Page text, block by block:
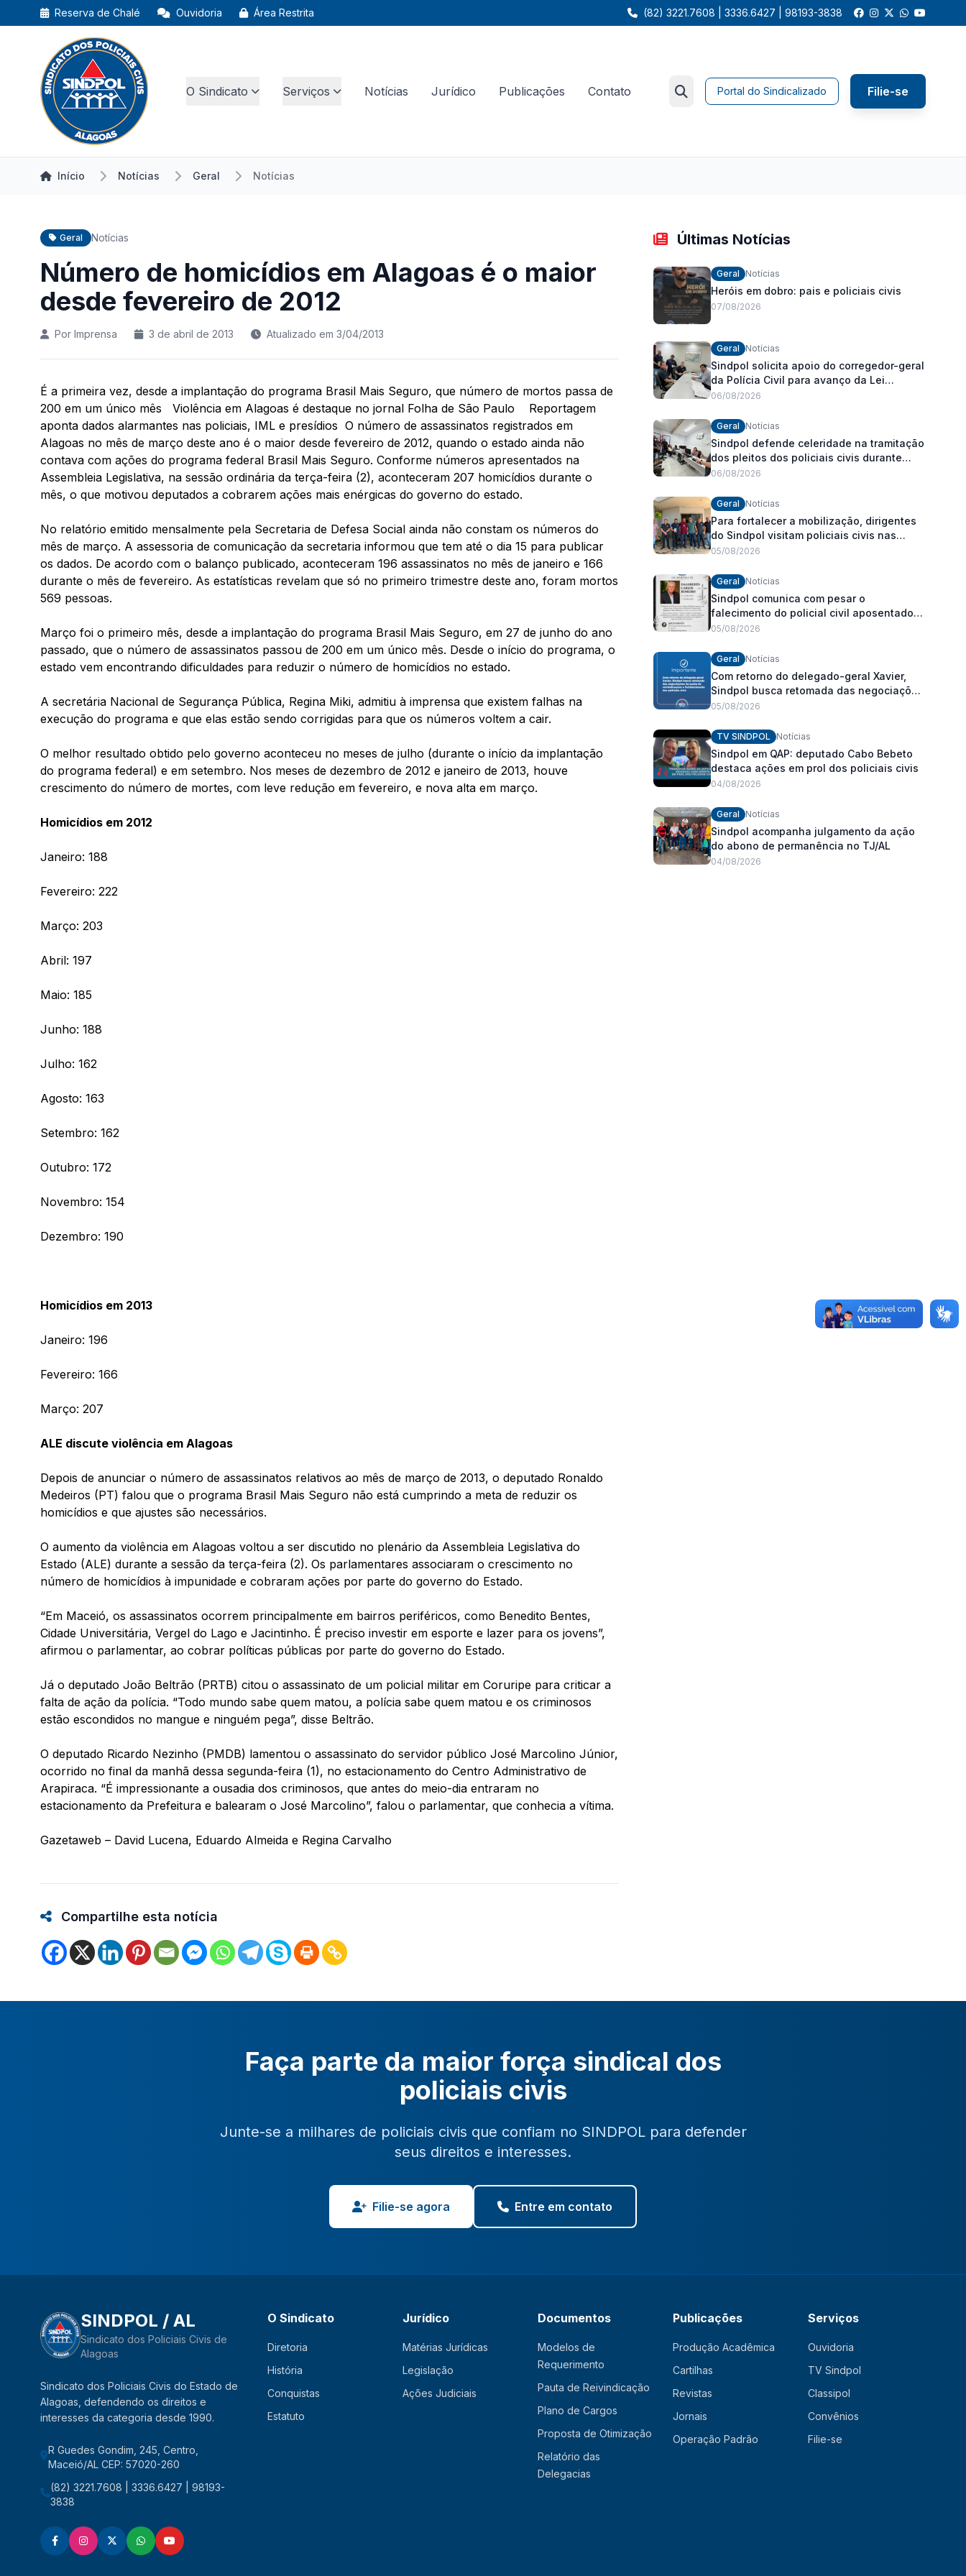
Reserva de Chalé Ouvidoria Área Restrita (82) 3221.7608 | 3336.6427 | 98193-3838
O Sindicato Serviços Notícias Jurídico Publicações Contato Portal do Sindicalizado Filie-se
Início Notícias Geral Notícias
Geral Notícias
Número de homicídios em Alagoas é o maior
desde fevereiro de 2012
Por Imprensa 3 de abril de 2013 Atualizado em 3/04/2013
É a primeira vez, desde a implantação do programa Brasil Mais Seguro, que número de mortos passa de
200 em um único mês Violência em Alagoas é destaque no jornal Folha de São Paulo Reportagem
aponta dados alarmantes nas policiais, IML e presídios O número de assassinatos registrados em
Alagoas no mês de março deste ano é o maior desde fevereiro de 2012, quando o estado ainda não
contava com ações do programa federal Brasil Mais Seguro. Conforme números apresentados na
Assembleia Legislativa, na sessão ordinária da terça-feira (2), aconteceram 207 homicídios durante o
mês, o que motivou deputados a cobrarem ações mais enérgicas do governo do estado.
No relatório emitido mensalmente pela Secretaria de Defesa Social ainda não constam os números do
mês de março. A assessoria de comunicação da secretaria informou que tem até o dia 15 para publicar
os dados. De acordo com o balanço publicado, aconteceram 196 assassinatos no mês de janeiro e 166
durante o mês de fevereiro. As estatísticas revelam que só no primeiro trimestre deste ano, foram mortos
569 pessoas.
Março foi o primeiro mês, desde a implantação do programa Brasil Mais Seguro, em 27 de junho do ano
passado, que o número de assassinatos passou de 200 em um único mês. Desde o início do programa, o
estado vem encontrando dificuldades para reduzir o número de homicídios no estado.
A secretária Nacional de Segurança Pública, Regina Miki, admitiu à imprensa que existem falhas na
execução do programa e que elas estão sendo corrigidas para que os números voltem a cair.
O melhor resultado obtido pelo governo aconteceu no meses de julho (durante o início da implantação
do programa federal) e em setembro. Nos meses de dezembro de 2012 e janeiro de 2013, houve
crescimento do número de mortes, com leve redução em fevereiro, e nova alta em março.
Homicídios em 2012
Janeiro: 188
Fevereiro: 222
Março: 203
Abril: 197
Maio: 185
Junho: 188
Julho: 162
Agosto: 163
Setembro: 162
Outubro: 172
Novembro: 154
Dezembro: 190
Homicídios em 2013
Janeiro: 196
Fevereiro: 166
Março: 207
ALE discute violência em Alagoas
Depois de anunciar o número de assassinatos relativos ao mês de março de 2013, o deputado Ronaldo
Medeiros (PT) falou que o programa Brasil Mais Seguro não está cumprindo a meta de reduzir os
homicídios e que ajustes são necessários.
O aumento da violência em Alagoas voltou a ser discutido no plenário da Assembleia Legislativa do
Estado (ALE) durante a sessão da terça-feira (2). Os parlamentares associaram o crescimento no
número de homicídios à impunidade e cobraram ações por parte do governo do Estado.
“Em Maceió, os assassinatos ocorrem principalmente em bairros periféricos, como Benedito Bentes,
Cidade Universitária, Vergel do Lago e Jacintinho. É preciso investir em esporte e lazer para os jovens”,
afirmou o parlamentar, ao cobrar políticas públicas por parte do governo do Estado.
Já o deputado João Beltrão (PRTB) citou o assassinato de um policial militar em Coruripe para criticar a
falta de ação da polícia. “Todo mundo sabe quem matou, a polícia sabe quem matou e os criminosos
estão escondidos no mangue e ninguém pega”, disse Beltrão.
O deputado Ricardo Nezinho (PMDB) lamentou o assassinato do servidor público José Marcolino Júnior,
ocorrido no final da manhã dessa segunda-feira (1), no estacionamento do Centro Administrativo de
Arapiraca. “É impressionante a ousadia dos criminosos, que antes do meio-dia entraram no
estacionamento da Prefeitura e balearam o José Marcolino”, falou o parlamentar, que conhecia a vítima.
Gazetaweb – David Lucena, Eduardo Almeida e Regina Carvalho
Compartilhe esta notícia
Últimas Notícias
Geral Notícias
Heróis em dobro: pais e policiais civis
07/08/2026
Geral Notícias
Sindpol solicita apoio do corregedor-geral
da Polícia Civil para avanço da Lei
Orgânica Estadual
06/08/2026
Geral Notícias
Sindpol defende celeridade na tramitação
dos pleitos dos policiais civis durante
visita às delegacias
06/08/2026
Geral Notícias
Para fortalecer a mobilização, dirigentes
do Sindpol visitam policiais civis nas
delegacias
05/08/2026
Geral Notícias
Sindpol comunica com pesar o
falecimento do policial civil aposentado
Dagoberto Carlos Romeiro
05/08/2026
Geral Notícias
Com retorno do delegado-geral Xavier,
Sindpol busca retomada das negociações
da pauta de reivindicações e
05/08/2026
TV SINDPOL Notícias
Sindpol em QAP: deputado Cabo Bebeto
destaca ações em prol dos policiais civis
04/08/2026
Geral Notícias
Sindpol acompanha julgamento da ação
do abono de permanência no TJ/AL
04/08/2026
Faça parte da maior força sindical dos
policiais civis
Junte-se a milhares de policiais civis que confiam no SINDPOL para defender
seus direitos e interesses.
Filie-se agora Entre em contato
SINDPOL / AL
Sindicato dos Policiais Civis de
Alagoas
Sindicato dos Policiais Civis do Estado de
Alagoas, defendendo os direitos e
interesses da categoria desde 1990.
R Guedes Gondim, 245, Centro,
Maceió/AL CEP: 57020-260
(82) 3221.7608 | 3336.6427 | 98193-
3838
O Sindicato
Diretoria
História
Conquistas
Estatuto
Jurídico
Matérias Jurídicas
Legislação
Ações Judiciais
Documentos
Modelos de
Requerimento
Pauta de Reivindicação
Plano de Cargos
Proposta de Otimização
Relatório das
Delegacias
Publicações
Produção Acadêmica
Cartilhas
Revistas
Jornais
Operação Padrão
Serviços
Ouvidoria
TV Sindpol
Classipol
Convênios
Filie-se